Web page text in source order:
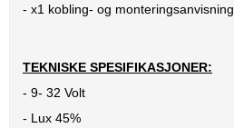
- x1 kobling- og monteringsanvisning
TEKNISKE SPESIFIKASJONER:
- 9- 32 Volt
- Lux 45%